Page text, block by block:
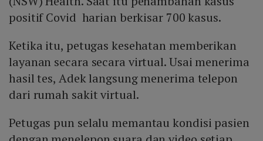
positif Covid harian berkisar 700 kasus.
Ketika itu, petugas kesehatan memberikan
layanan secara secara virtual. Usai menerima
hasil tes, Adek langsung menerima telepon
dari rumah sakit virtual.
Petugas pun selalu memantau kondisi pasien